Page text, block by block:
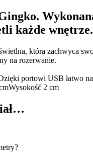
każde wnętrze.
która zachwyca
na rozerwanie.
portowi USB łatwo
Wysokość 2 cm